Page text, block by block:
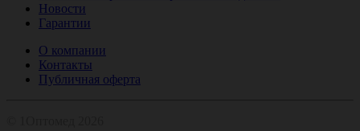
Новости
Гарантии
О компании
Контакты
Публичная оферта